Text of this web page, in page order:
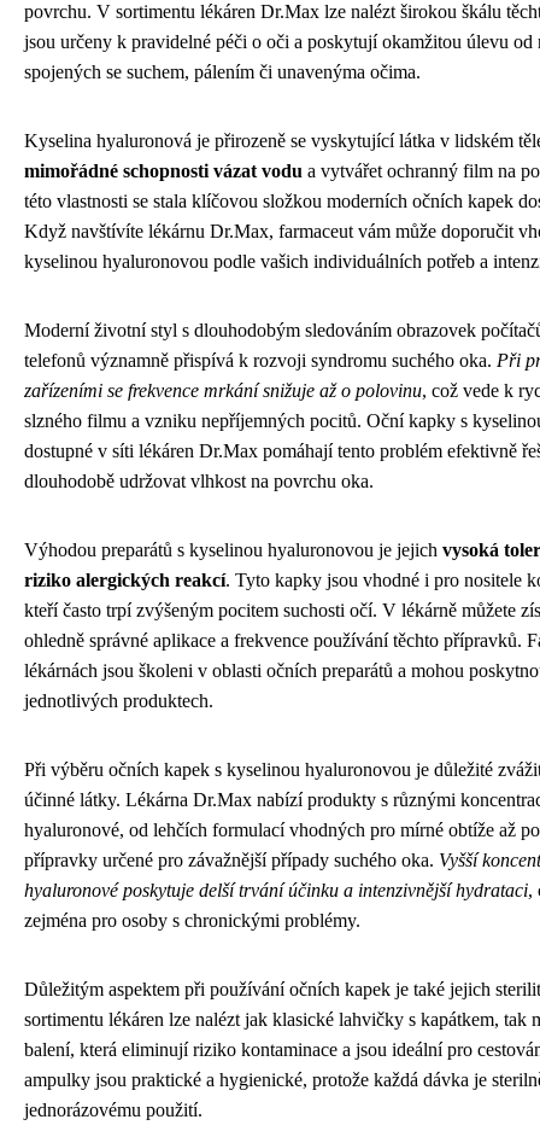
povrchu. V sortimentu lékáren Dr.Max lze nalézt širokou škálu
jsou určeny k pravidelné péči o oči a poskytují okamžitou úlevu
spojených se suchem, pálením či unavenýma očima.
Kyselina hyaluronová je přirozeně se vyskytující látka v lidském
mimořádné schopnosti vázat vodu a vytvářet ochranný film na
této vlastnosti se stala klíčovou složkou moderních očních kapek
Když navštívíte lékárnu Dr.Max, farmaceut vám může doporučit
kyselinou hyaluronovou podle vašich individuálních potřeb a
Moderní životní styl s dlouhodobým sledováním obrazovek
telefonů významně přispívá k rozvoji syndromu suchého oka. Při
zařízeními se frekvence mrkání snižuje až o polovinu, což vede k
slzného filmu a vzniku nepříjemných pocitů. Oční kapky s
dostupné v síti lékáren Dr.Max pomáhají tento problém efektivně
dlouhodobě udržovat vlhkost na povrchu oka.
Výhodou preparátů s kyselinou hyaluronovou je jejich vysoká
riziko alergických reakcí. Tyto kapky jsou vhodné i pro nositele
kteří často trpí zvýšeným pocitem suchosti očí. V lékárně můžete
ohledně správné aplikace a frekvence používání těchto přípravků.
lékárnách jsou školeni v oblasti očních preparátů a mohou
jednotlivých produktech.
Při výběru očních kapek s kyselinou hyaluronovou je důležité
účinné látky. Lékárna Dr.Max nabízí produkty s různými
hyaluronové, od lehčích formulací vhodných pro mírné obtíže až
přípravky určené pro závažnější případy suchého oka. Vyšší
hyaluronové poskytuje delší trvání účinku a intenzivnější hydrataci,
zejména pro osoby s chronickými problémy.
Důležitým aspektem při používání očních kapek je také jejich
sortimentu lékáren lze nalézt jak klasické lahvičky s kapátkem, tak
balení, která eliminují riziko kontaminace a jsou ideální pro
ampulky jsou praktické a hygienické, protože každá dávka je
jednorázovému použití.